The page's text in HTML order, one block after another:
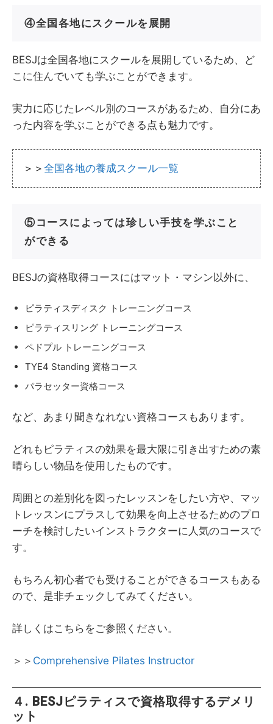
④全国各地にスクールを展開
BESJは全国各地にスクールを展開しているため、ど
こに住んでいても学ぶことができます。
実力に応じたレベル別のコースがあるため、自分にあ
った内容を学ぶことができる点も魅力です。
＞＞ 全国各地の養成スクール一覧
⑤コースによっては珍しい手技を学ぶこと
ができる
BESJの資格取得コースにはマット・マシン以外に、
ピラティスディスク トレーニングコース
ピラティスリング トレーニングコース
ペドプル トレーニングコース
TYE4 Standing 資格コース
パラセッター資格コース
など、あまり聞きなれない資格コースもあります。
どれもピラティスの効果を最大限に引き出すための素
晴らしい物品を使用したものです。
周囲との差別化を図ったレッスンをしたい方や、マッ
トレッスンにプラスして効果を向上させるためのプロ
ーチを検討したいインストラクターに人気のコースで
す。
もちろん初心者でも受けることができるコースもある
ので、是非チェックしてみてください。
詳しくはこちらをご参照ください。
＞＞ Comprehensive Pilates Instructor
４. BESJピラティスで資格取得するデメリ
ット